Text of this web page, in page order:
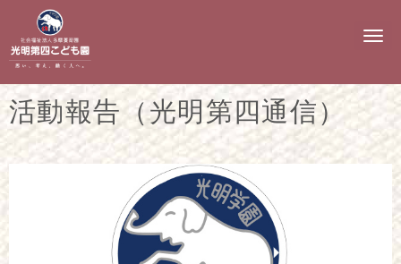
N
g
a
活動報告（光明第四通信）